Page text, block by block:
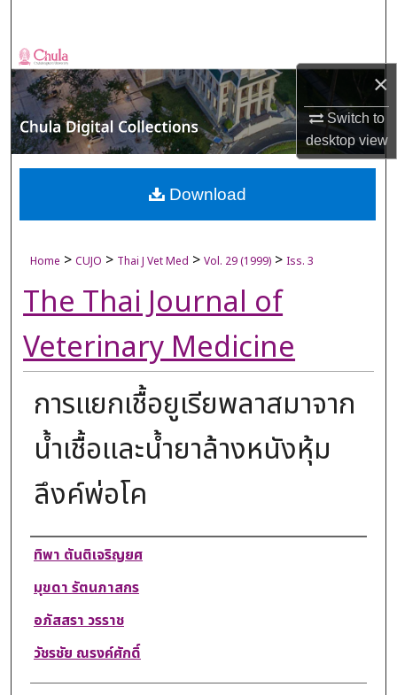
×
Switch to
desktopview
Browse Collections
My Account
About
Digital Commons Network™
Home > CUJO > Thai J Vet Med > Vol. 29 (1999) > Iss. 3
The Thai Journal of
Veterinary Medicine
การแยกเชื้อยูเรียพลาสมาจาก
น้ำเชื้อและน้ำยาล้างหนังหุ้ม
ลึงค์พ่อโค
Authors
ทิพา ตันติเจริญยศ
มุขดา รัตนภาสกร
อภัสสรา วรราช
วัชรชัย ณรงค์ศักดิ์
Download